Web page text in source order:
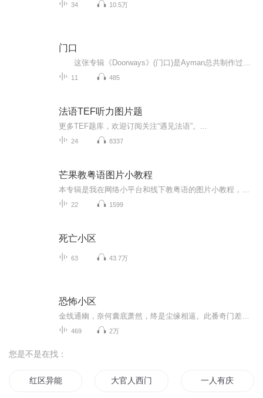
34 10.5万
门口
11 485
法语TEF听力图片题
更多TEF题库，欢迎订阅关注“遇见法语”。...
24 8337
芒果教粤语图片小教程
22 1599
死亡小区
63 43.7万
恐怖小区
469 2万
您是不是在找：
红区异能 大官人西门庆 一人有庆